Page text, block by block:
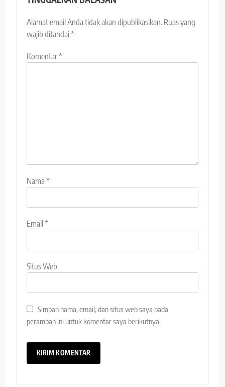
Alamat email Anda tidak akan dipublikasikan. Ruas yang
wajib ditandai*
Komentar*
Nama*
Email*
Situs Web
Simpan nama, email, dan situs web saya pada
peramban ini untuk komentar saya berikutnya.